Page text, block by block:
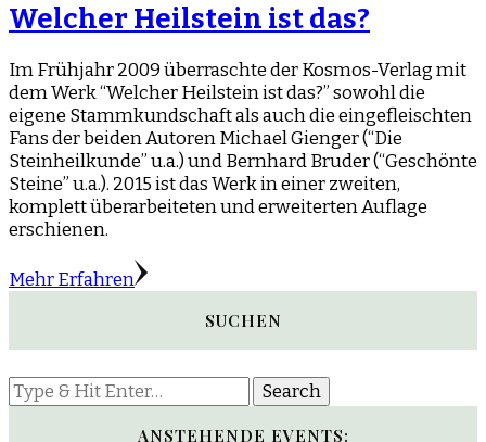
Welcher Heilstein ist das?
Im Frühjahr 2009 überraschte der Kosmos-Verlag mit
dem Werk “Welcher Heilstein ist das?” sowohl die
eigene Stammkundschaft als auch die eingefleischten
Fans der beiden Autoren Michael Gienger (“Die
Steinheilkunde” u.a.) und Bernhard Bruder (“Geschönte
Steine” u.a.). 2015 ist das Werk in einer zweiten,
komplett überarbeiteten und erweiterten Auflage
erschienen.
Mehr Erfahren
SUCHEN
Looking
for
ANSTEHENDE EVENTS: